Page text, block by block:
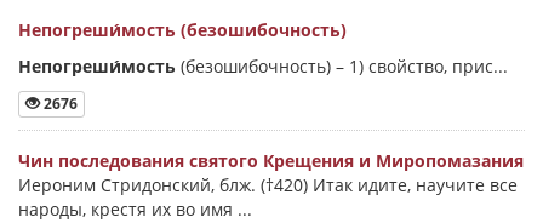
Непогреши́мость (безошибочность)
Непогреши́мость (безошибочность) – 1) свойство, прис...
2676
Чин последования святого Крещения и Миропомазания
Иероним Стридонский, блж. (†420) Итак идите, научите все
народы, крестя их во имя ...